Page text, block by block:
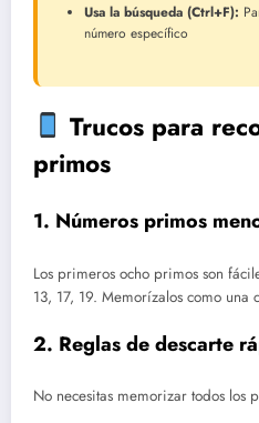
Usa la búsqueda (Ctrl+F):
número específico
Trucos para
primos
1. Números primos
Los primeros ocho primos son
13, 17, 19. Memorízalos como una
2. Reglas de descarte
No necesitas memorizar todos los